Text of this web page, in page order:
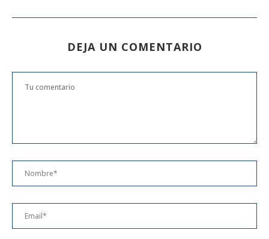
DEJA UN COMENTARIO